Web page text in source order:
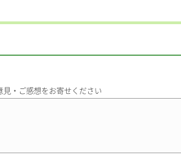
見・ご感想をお寄せください